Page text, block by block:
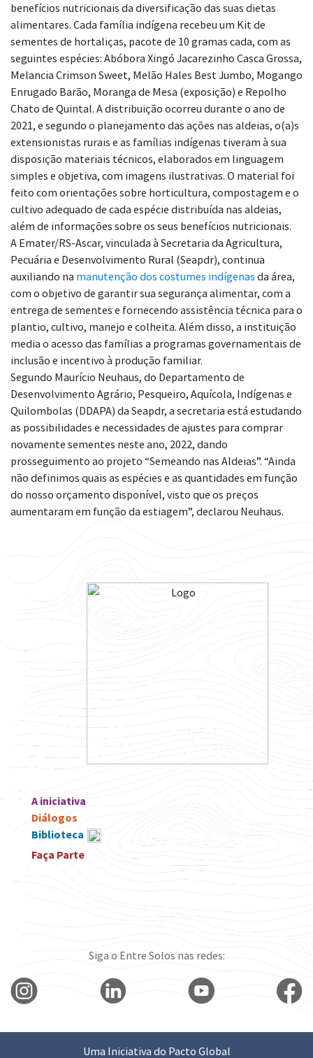
benefícios nutricionais da diversificação das suas dietas
alimentares. Cada família indígena recebeu um Kit de
sementes de hortaliças, pacote de 10 gramas cada, com as
seguintes espécies: Abóbora Xingó Jacarezinho Casca Grossa,
Melancia Crimson Sweet, Melão Hales Best Jumbo, Mogango
Enrugado Barão, Moranga de Mesa (exposição) e Repolho
Chato de Quintal. A distribuição ocorreu durante o ano de
2021, e segundo o planejamento das ações nas aldeias, o(a)s
extensionistas rurais e as famílias indígenas tiveram à sua
disposição materiais técnicos, elaborados em linguagem
simples e objetiva, com imagens ilustrativas. O material foi
feito com orientações sobre horticultura, compostagem e o
cultivo adequado de cada espécie distribuída nas aldeias,
além de informações sobre os seus benefícios nutricionais.
A Emater/RS-Ascar, vinculada à Secretaria da Agricultura,
Pecuária e Desenvolvimento Rural (Seapdr), continua
auxiliando na manutenção dos costumes indígenas da área,
com o objetivo de garantir sua segurança alimentar, com a
entrega de sementes e fornecendo assistência técnica para o
plantio, cultivo, manejo e colheita. Além disso, a instituição
media o acesso das famílias a programas governamentais de
inclusão e incentivo à produção familiar.
Segundo Maurício Neuhaus, do Departamento de
Desenvolvimento Agrário, Pesqueiro, Aquícola, Indígenas e
Quilombolas (DDAPA) da Seapdr, a secretaria está estudando
as possibilidades e necessidades de ajustes para comprar
novamente sementes neste ano, 2022, dando
prosseguimento ao projeto “Semeando nas Aldeias”. “Ainda
não definimos quais as espécies e as quantidades em função
do nosso orçamento disponível, visto que os preços
aumentaram em função da estiagem”, declarou Neuhaus.
A iniciativa
Diálogos
Biblioteca
Faça Parte
Siga o Entre Solos nas redes:
Uma Iniciativa do Pacto Global